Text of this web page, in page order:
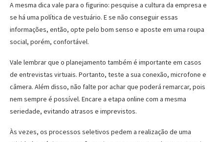
A mesma dica vale para o figurino: pesquise a cultura da empresa e
se há uma política de vestuário. E se não conseguir essas
informações, então, opte pelo bom senso e aposte em uma roupa
social, porém, confortável.
Vale lembrar que o planejamento também é importante em casos
de entrevistas virtuais. Portanto, teste a sua conexão, microfone e
câmera. Além disso, não falte por achar que poderá remarcar, pois
nem sempre é possível. Encare a etapa online com a mesma
seriedade, evitando atrasos e imprevistos.
Às vezes, os processos seletivos pedem a realização de uma